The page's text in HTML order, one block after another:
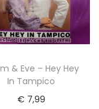
& Eve – Hey Hey
In Tampico
€ 7,99